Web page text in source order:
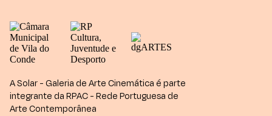
A Solar - Galeria de Arte Cinemática é parte
integrante da RPAC - Rede Portuguesa de
Arte Contemporânea